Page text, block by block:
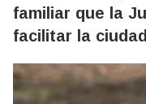
familiar que la
facilitar la